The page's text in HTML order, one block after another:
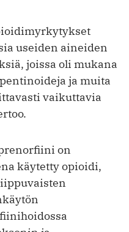
useiden aineiden
joissa oli mukana
ja muita
vaikuttavia
on
käytetty opioidi,